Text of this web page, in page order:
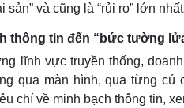
sản” và cũng là “rủi ro” lớn
thông tin đến “bức tường
lĩnh vực truyền thống,
qua màn hình, qua từng cú
chí về minh bạch thông tin,